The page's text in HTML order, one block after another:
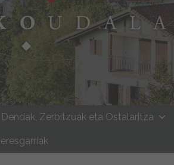
Dendak, Zerbitzuak eta Ostalaritza